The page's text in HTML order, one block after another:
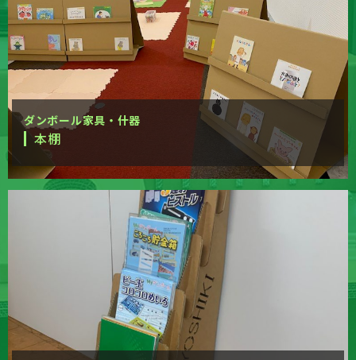
ダンボール家具・什器
本棚